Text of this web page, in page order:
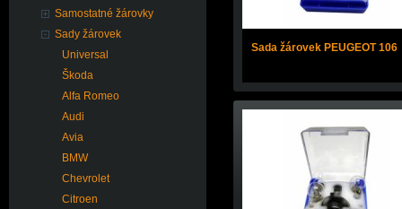
Samostatné žárovky
Sady žárovek
Universal
Škoda
Alfa Romeo
Audi
Avia
BMW
Chevrolet
Citroen
Sada žárovek PEUGEOT 106